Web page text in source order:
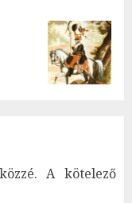
A kötelező